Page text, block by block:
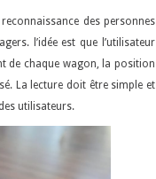
des personnes
l’idée est que l’utilisateur
de chaque wagon, la position
La lecture doit être simple et
utilisateurs.